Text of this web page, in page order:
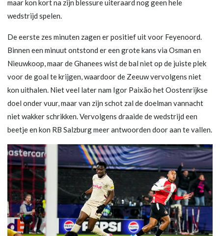
maar kon kort na zijn blessure uiteraard nog geen hele
wedstrijd spelen.
De eerste zes minuten zagen er positief uit voor Feyenoord.
Binnen een minuut ontstond er een grote kans via Osman en
Nieuwkoop, maar de Ghanees wist de bal niet op de juiste plek
voor de goal te krijgen, waardoor de Zeeuw vervolgens niet
kon uithalen. Niet veel later nam Igor Paixão het Oostenrijkse
doel onder vuur, maar van zijn schot zal de doelman vannacht
niet wakker schrikken. Vervolgens draaide de wedstrijd een
beetje en kon RB Salzburg meer antwoorden door aan te vallen.